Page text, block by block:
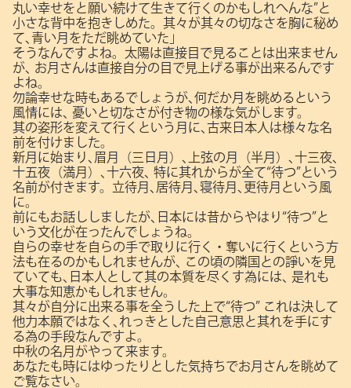
丸い幸せをと願い続けて生きて行くのかもしれへんな”と
小さな背中を抱きしめた。其々が其々の切なさを胸に秘め
て､青い月をただ眺めていた」
そうなんですよね。太陽は直接目で見ることは出来ません
が､
お月さんは直接自分の目で見上げる事が出来るんです
よね。
勿論幸せな時もあるでしょうが､何だか月を眺めるという
風情には､
憂いと切なさが付き物の様な気がします。
其の姿形を変えて行くという月に､古来日本人は様々な名
前を付けました。
新月に始まり､眉月（三日月）､上弦の月（半月）､十三夜､
十五夜（満月）､十六夜､
特に其れからが全て“待つ”という
名前が付きます。立待月､居待月､寝待月､更待月という風
に。
前にもお話ししましたが､日本には昔からやはり“待つ”と
いう文化が在ったんでしょうね。
自らの幸せを自らの手で取りに行く・奪いに行くという方
法も在るのかもしれませんが､
この頃の隣国との諍いを見
ていても､日本人として其の本質を尽くす為には､
是れも
大事な知恵かもしれません。
其々が自分に出来る事を全うした上で“待つ” これは決して
他力本願ではなく､れっきとした自己意思と其れを手にす
る為の手段なんですよ。
中秋の名月がやって来ます。
あなたも時にはゆったりとした気持ちでお月さんを眺めて
ご覧なさい。